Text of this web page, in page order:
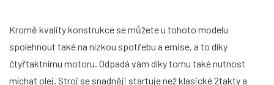
Kromě kvality konstrukce se můžete u tohoto modelu
spolehnout také na nízkou spotřebu a emise, a to díky
čtyřtaktnímu motoru. Odpadá vám díky tomu také nutnost
míchat olej. Stroj se snadněji startuje než klasické 2takty a